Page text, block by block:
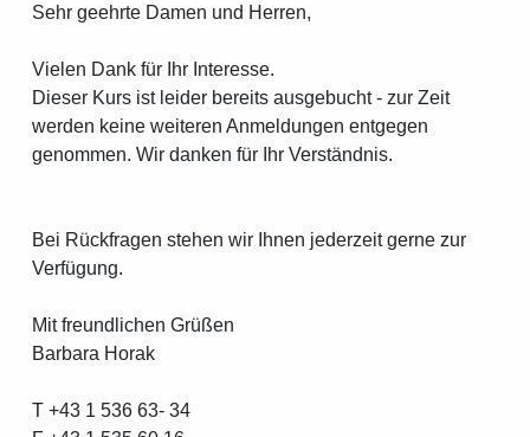
Sehr geehrte Damen und Herren,
Vielen Dank für Ihr Interesse.
Dieser Kurs ist leider bereits ausgebucht - zur Zeit
werden keine weiteren Anmeldungen entgegen
genommen. Wir danken für Ihr Verständnis.
Bei Rückfragen stehen wir Ihnen jederzeit gerne zur
Verfügung.
Mit freundlichen Grüßen
Barbara Horak
T +43 1 536 63- 34